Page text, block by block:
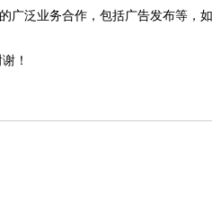
广泛业务合作，包括广告发布等，
！